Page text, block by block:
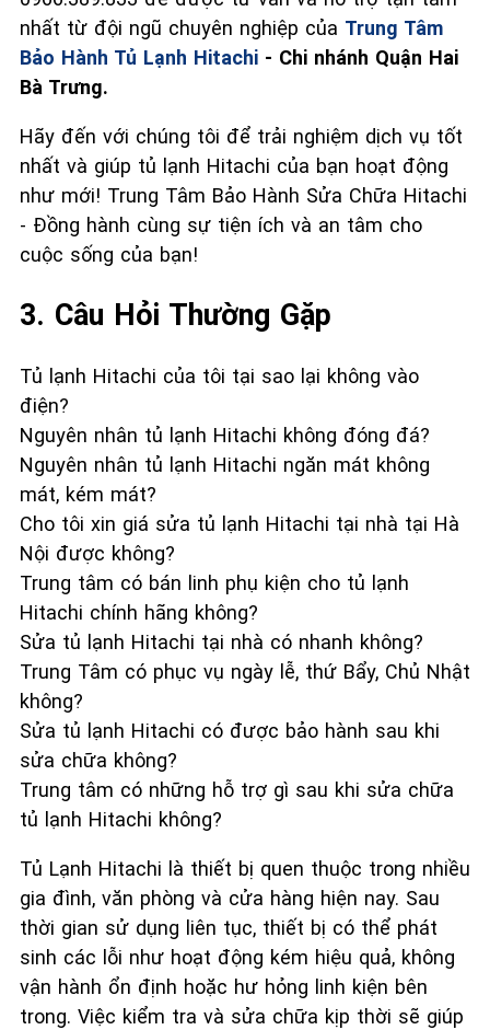
nhất từ đội ngũ chuyên nghiệp của Trung Tâm
Bảo Hành Tủ Lạnh Hitachi - Chi nhánh Quận Hai
Bà Trưng.
Hãy đến với chúng tôi để trải nghiệm dịch vụ tốt
nhất và giúp tủ lạnh Hitachi của bạn hoạt động
như mới! Trung Tâm Bảo Hành Sửa Chữa Hitachi
- Đồng hành cùng sự tiện ích và an tâm cho
cuộc sống của bạn!
3. Câu Hỏi Thường Gặp
Tủ lạnh Hitachi của tôi tại sao lại không vào
điện?
Nguyên nhân tủ lạnh Hitachi không đóng đá?
Nguyên nhân tủ lạnh Hitachi ngăn mát không
mát, kém mát?
Cho tôi xin giá sửa tủ lạnh Hitachi tại nhà tại Hà
Nội được không?
Trung tâm có bán linh phụ kiện cho tủ lạnh
Hitachi chính hãng không?
Sửa tủ lạnh Hitachi tại nhà có nhanh không?
Trung Tâm có phục vụ ngày lễ, thứ Bẩy, Chủ Nhật
không?
Sửa tủ lạnh Hitachi có được bảo hành sau khi
sửa chữa không?
Trung tâm có những hỗ trợ gì sau khi sửa chữa
tủ lạnh Hitachi không?
Tủ Lạnh Hitachi là thiết bị quen thuộc trong nhiều
gia đình, văn phòng và cửa hàng hiện nay. Sau
thời gian sử dụng liên tục, thiết bị có thể phát
sinh các lỗi như hoạt động kém hiệu quả, không
vận hành ổn định hoặc hư hỏng linh kiện bên
trong. Việc kiểm tra và sửa chữa kịp thời sẽ giúp